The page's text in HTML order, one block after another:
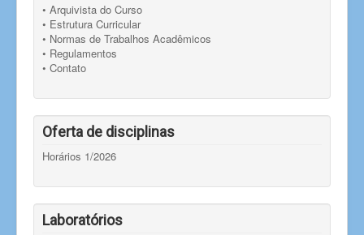
• Arquivista do Curso
• Estrutura Curricular
• Normas de Trabalhos Acadêmicos
• Regulamentos
• Contato
Oferta de disciplinas
Horários 1/2026
Laboratórios